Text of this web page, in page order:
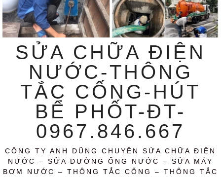
SỬA CHỮA ĐIỆN
NƯỚC-THÔNG
TẮC CỐNG-HÚT
BỂ PHỐT-ĐT-
0967.846.667
CÔNG TY ANH DŨNG CHUYÊN SỬA CHỮA ĐIỆN
NƯỚC – SỬA ĐƯỜNG ỐNG NƯỚC – SỬA MÁY
BƠM NƯỚC – THÔNG TẮC CỐNG – THÔNG TẮC